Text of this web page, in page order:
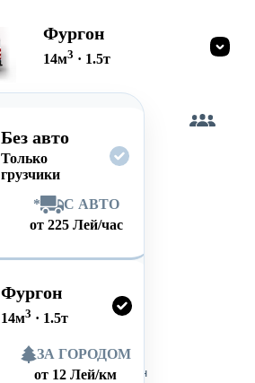
Фургон
14м3 · 1.5т
Без авто
Только
грузчики
*
С АВТО
от 225 Лей/час
Фургон
14м3 · 1.5т
ЗА ГОРОДОМ
от 12 Лей/км